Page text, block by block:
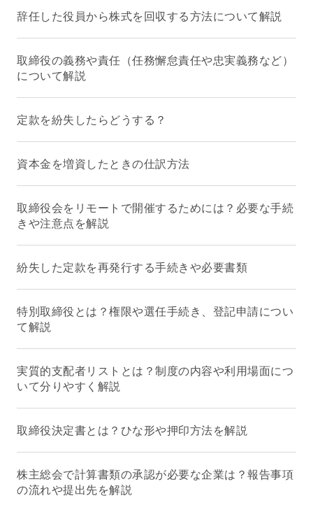
辞任した役員から株式を回収する方法について解説
取締役の義務や責任（任務懈怠責任や忠実義務など）
について解説
定款を紛失したらどうする？
資本金を増資したときの仕訳方法
取締役会をリモートで開催するためには？必要な手続
きや注意点を解説
紛失した定款を再発行する手続きや必要書類
特別取締役とは？権限や選任手続き、登記申請につい
て解説
実質的支配者リストとは？制度の内容や利用場面につ
いて分りやすく解説
取締役決定書とは？ひな形や押印方法を解説
株主総会で計算書類の承認が必要な企業は？報告事項
の流れや提出先を解説